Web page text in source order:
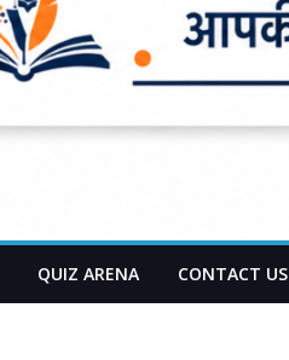
QUIZ ARENA CONTACT US